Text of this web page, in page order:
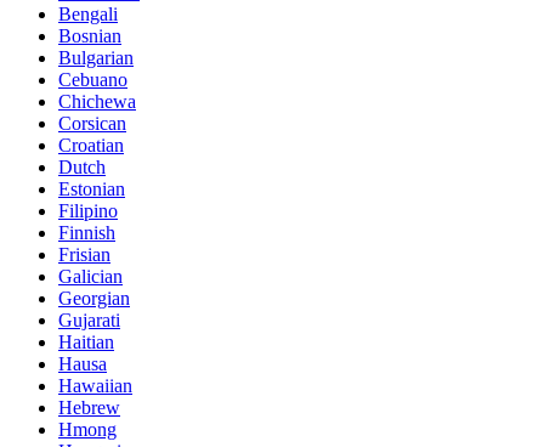
Bengali
Bosnian
Bulgarian
Cebuano
Chichewa
Corsican
Croatian
Dutch
Estonian
Filipino
Finnish
Frisian
Galician
Georgian
Gujarati
Haitian
Hausa
Hawaiian
Hebrew
Hmong